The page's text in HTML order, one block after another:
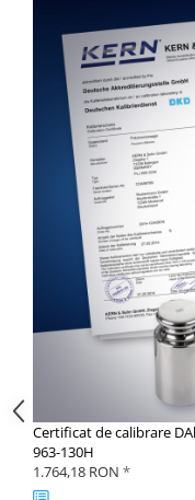
Certificat de calibrare
963-130H
1.764,18 RON *